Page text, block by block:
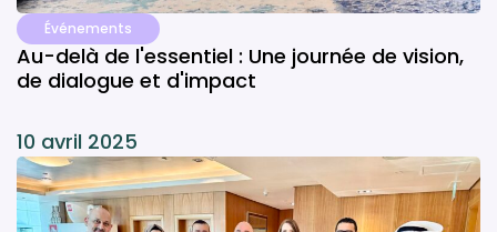
Événements
Au-delà de l'essentiel : Une journée de vision,
de dialogue et d'impact
10 avril 2025